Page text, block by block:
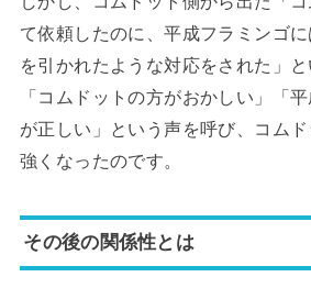
て依頼したのに、平成フラミンゴ
を引かれたような対応をされた」と
「コムドットの方がおかしい」「
が正しい」という声を呼び、コム
強くなったのです。
その後の関係性とは